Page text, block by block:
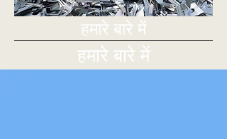
हमारे बारे में
हमारे बारे में